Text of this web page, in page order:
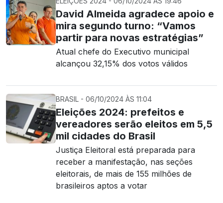
David Almeida agradece apoio e
mira segundo turno: “Vamos
partir para novas estratégias”
Atual chefe do Executivo municipal
alcançou 32,15% dos votos válidos
BRASIL - 06/10/2024 ÀS 11:04
Eleições 2024: prefeitos e
vereadores serão eleitos em 5,5
mil cidades do Brasil
Justiça Eleitoral está preparada para
receber a manifestação, nas seções
eleitorais, de mais de 155 milhões de
brasileiros aptos a votar